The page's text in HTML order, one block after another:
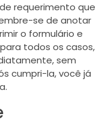
requerimento que
se de anotar
o formulário e
todos os casos,
sem
cumpri-la, você já